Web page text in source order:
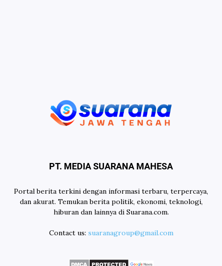
PT. MEDIA SUARANA MAHESA
Portal berita terkini dengan informasi terbaru, terpercaya,
dan akurat. Temukan berita politik, ekonomi, teknologi,
hiburan dan lainnya di Suarana.com.
Contact us: suaranagroup@gmail.com